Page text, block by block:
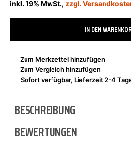
inkl. 19% MwSt., zzgl.
IN DEN
Zum Merkzettel hinzufügen
Zum Vergleich hinzufügen
Sofort verfügbar, Lieferzeit 2-4
BESCHREIBUNG
BEWERTUNGEN